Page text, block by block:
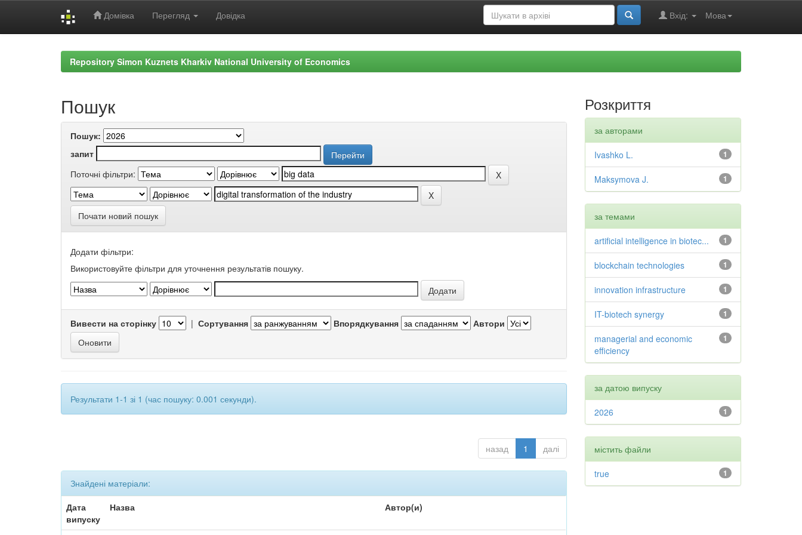
Домівка Перегляд Довідка Мова
Вхід:
Repository Simon Kuznets Kharkiv National University of Economics
Пошук
Пошук:
запит
Поточні фільтри:
Почати новий пошук
Додати фільтри:
Використовуйте фільтри для уточнення результатів пошуку.
Вивести на сторінку | Сортування Впорядкування Автори
Результати 1-1 зі 1 (час пошуку: 0.001 секунди).
назад 1 далі
Знайдені матеріали:
Дата
випуску
Назва Автор(и)
Розкриття
за авторами
1
Ivashko L.
1
Maksymova J.
за темами
1
artificial intelligence in biotec...
1
blockchain technologies
1
innovation infrastructure
1
IT-biotech synergy
1
managerial and economic
efficiency
за датою випуску
1
2026
містить файли
1
true